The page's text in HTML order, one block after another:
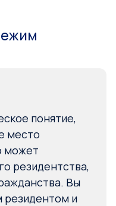
понятие,
место
может
резидентства,
Вы
резидентом и